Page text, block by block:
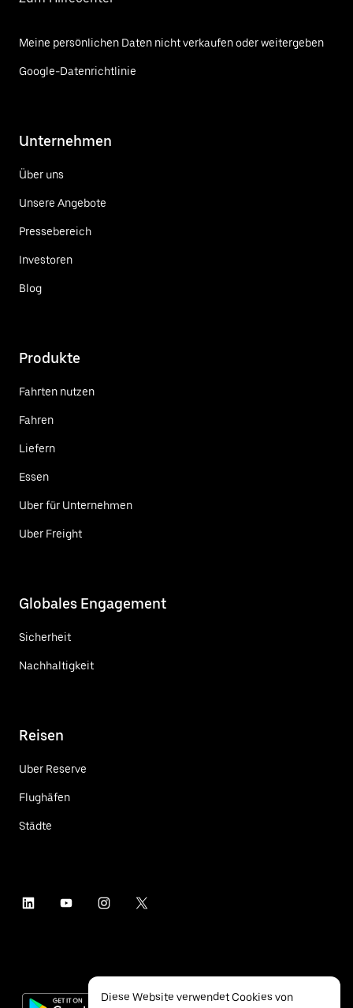
Meine persönlichen Daten nicht verkaufen oder weitergeben
Google-Datenrichtlinie
Unternehmen
Über uns
Unsere Angebote
Pressebereich
Investoren
Blog
Produkte
Fahrten nutzen
Fahren
Liefern
Essen
Uber für Unternehmen
Uber Freight
Globales Engagement
Sicherheit
Nachhaltigkeit
Reisen
Uber Reserve
Flughäfen
Städte
Diese Website verwendet Cookies von